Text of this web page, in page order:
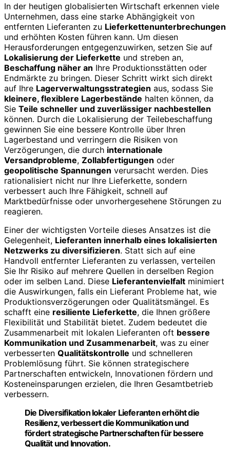
In der heutigen globalisierten Wirtschaft erkennen viele
Unternehmen, dass eine starke Abhängigkeit von
entfernten Lieferanten zu Lieferkettenunterbrechungen
und erhöhten Kosten führen kann. Um diesen
Herausforderungen entgegenzuwirken, setzen Sie auf
Lokalisierung der Lieferkette und streben an,
Beschaffung näher an Ihre Produktionsstätten oder
Endmärkte zu bringen. Dieser Schritt wirkt sich direkt
auf Ihre Lagerverwaltungsstrategien aus, sodass Sie
kleinere, flexiblere Lagerbestände halten können, da
Sie Teile schneller und zuverlässiger nachbestellen
können. Durch die Lokalisierung der Teilebeschaffung
gewinnen Sie eine bessere Kontrolle über Ihren
Lagerbestand und verringern die Risiken von
Verzögerungen, die durch internationale
Versandprobleme, Zollabfertigungen oder
geopolitische Spannungen verursacht werden. Dies
rationalisiert nicht nur Ihre Lieferkette, sondern
verbessert auch Ihre Fähigkeit, schnell auf
Marktbedürfnisse oder unvorhergesehene Störungen zu
reagieren.
Einer der wichtigsten Vorteile dieses Ansatzes ist die
Gelegenheit, Lieferanten innerhalb eines lokalisierten
Netzwerks zu diversifizieren. Statt sich auf eine
Handvoll entfernter Lieferanten zu verlassen, verteilen
Sie Ihr Risiko auf mehrere Quellen in derselben Region
oder im selben Land. Diese Lieferantenvielfalt minimiert
die Auswirkungen, falls ein Lieferant Probleme hat, wie
Produktionsverzögerungen oder Qualitätsmängel. Es
schafft eine resiliente Lieferkette, die Ihnen größere
Flexibilität und Stabilität bietet. Zudem bedeutet die
Zusammenarbeit mit lokalen Lieferanten oft bessere
Kommunikation und Zusammenarbeit, was zu einer
verbesserten Qualitätskontrolle und schnelleren
Problemlösung führt. Sie können strategischere
Partnerschaften entwickeln, Innovationen fördern und
Kosteneinsparungen erzielen, die Ihren Gesamtbetrieb
verbessern.
Die Diversifikation lokaler Lieferanten erhöht die
Resilienz, verbessert die Kommunikation und
fördert strategische Partnerschaften für bessere
Qualität und Innovation.